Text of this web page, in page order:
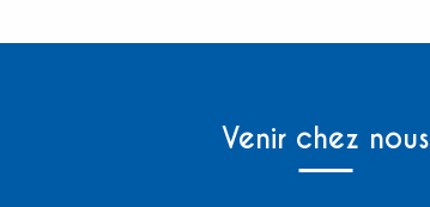
Venir chez nous